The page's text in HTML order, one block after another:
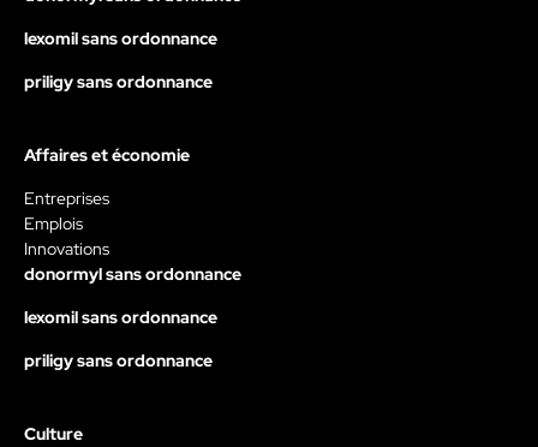
lexomil sans ordonnance
priligy sans ordonnance
Affaires et économie
Entreprises
Emplois
Innovations
donormyl sans ordonnance
lexomil sans ordonnance
priligy sans ordonnance
Culture